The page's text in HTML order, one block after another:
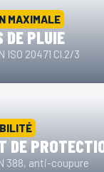
MAXIMALE
DE PLUIE
ISO 20471 Cl.2/3
DE
388, anti-coupure